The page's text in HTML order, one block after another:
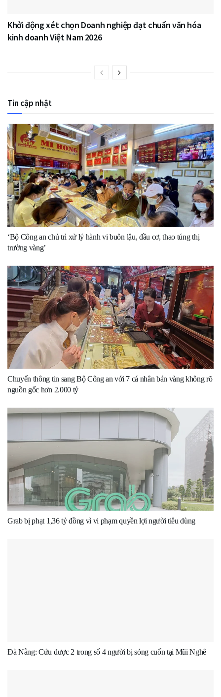
Khởi động xét chọn Doanh nghiệp đạt chuẩn văn hóa
kinh doanh Việt Nam 2026
Tin cập nhật
‘Bộ Công an chủ trì xử lý hành vi buôn lậu, đầu cơ, thao túng thị
trường vàng’
Chuyển thông tin sang Bộ Công an với 7 cá nhân bán vàng không rõ
nguồn gốc hơn 2.000 tỷ
Grab bị phạt 1,36 tỷ đồng vì vi phạm quyền lợi người tiêu dùng
Đà Nẵng: Cứu được 2 trong số 4 người bị sóng cuốn tại Mũi Nghê